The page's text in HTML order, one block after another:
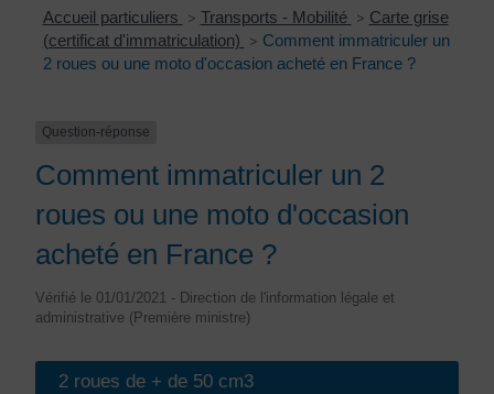
Accueil particuliers > Transports - Mobilité > Carte grise
(certificat d'immatriculation)
> Comment immatriculer un
2 roues ou une moto d'occasion acheté en France ?
Question-réponse
Comment immatriculer un 2
roues ou une moto d'occasion
acheté en France ?
Vérifié le 01/01/2021 - Direction de l'information légale et
administrative (Première ministre)
2 roues de + de 50 cm3